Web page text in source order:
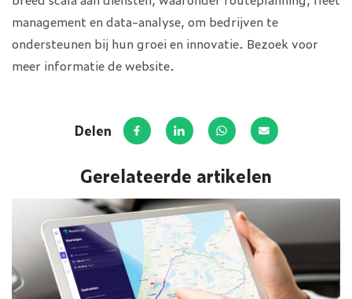
management en data-analyse, om bedrijven te
ondersteunen bij hun groei en innovatie. Bezoek voor
meer informatie de website.
Delen Deel op Facebook
Deel via LinkedIn
Deel via WhatsApp
Deel via E-mail
Gerelateerde artikelen